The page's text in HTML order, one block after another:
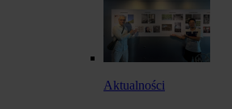
Aktualności